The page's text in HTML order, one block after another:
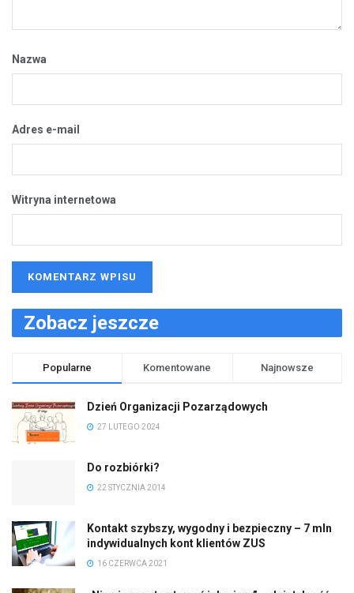
Nazwa
Adres e-mail
Witryna internetowa
Zobacz jeszcze
Popularne Komentowane Najnowsze
Dzień Organizacji Pozarządowych
27 LUTEGO 2024
Do rozbiórki?
22 STYCZNIA 2014
Kontakt szybszy, wygodny i bezpieczny – 7 mln
indywidualnych kont klientów ZUS
16 CZERWCA 2021